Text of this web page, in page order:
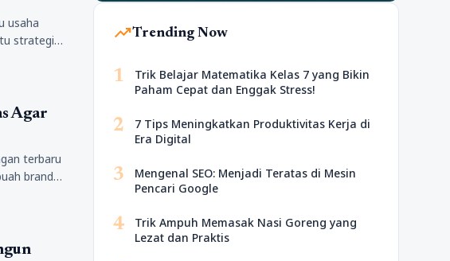
usaha
strategi
Agar
terbaru
brand
trending_upTrending Now
1
Trik Belajar Matematika Kelas 7 yang Bikin
Paham Cepat dan Enggak Stress!
2
7 Tips Meningkatkan Produktivitas Kerja di
Era Digital
3
Mengenal SEO: Menjadi Teratas di Mesin
Pencari Google
4
Trik Ampuh Memasak Nasi Goreng yang
Lezat dan Praktis